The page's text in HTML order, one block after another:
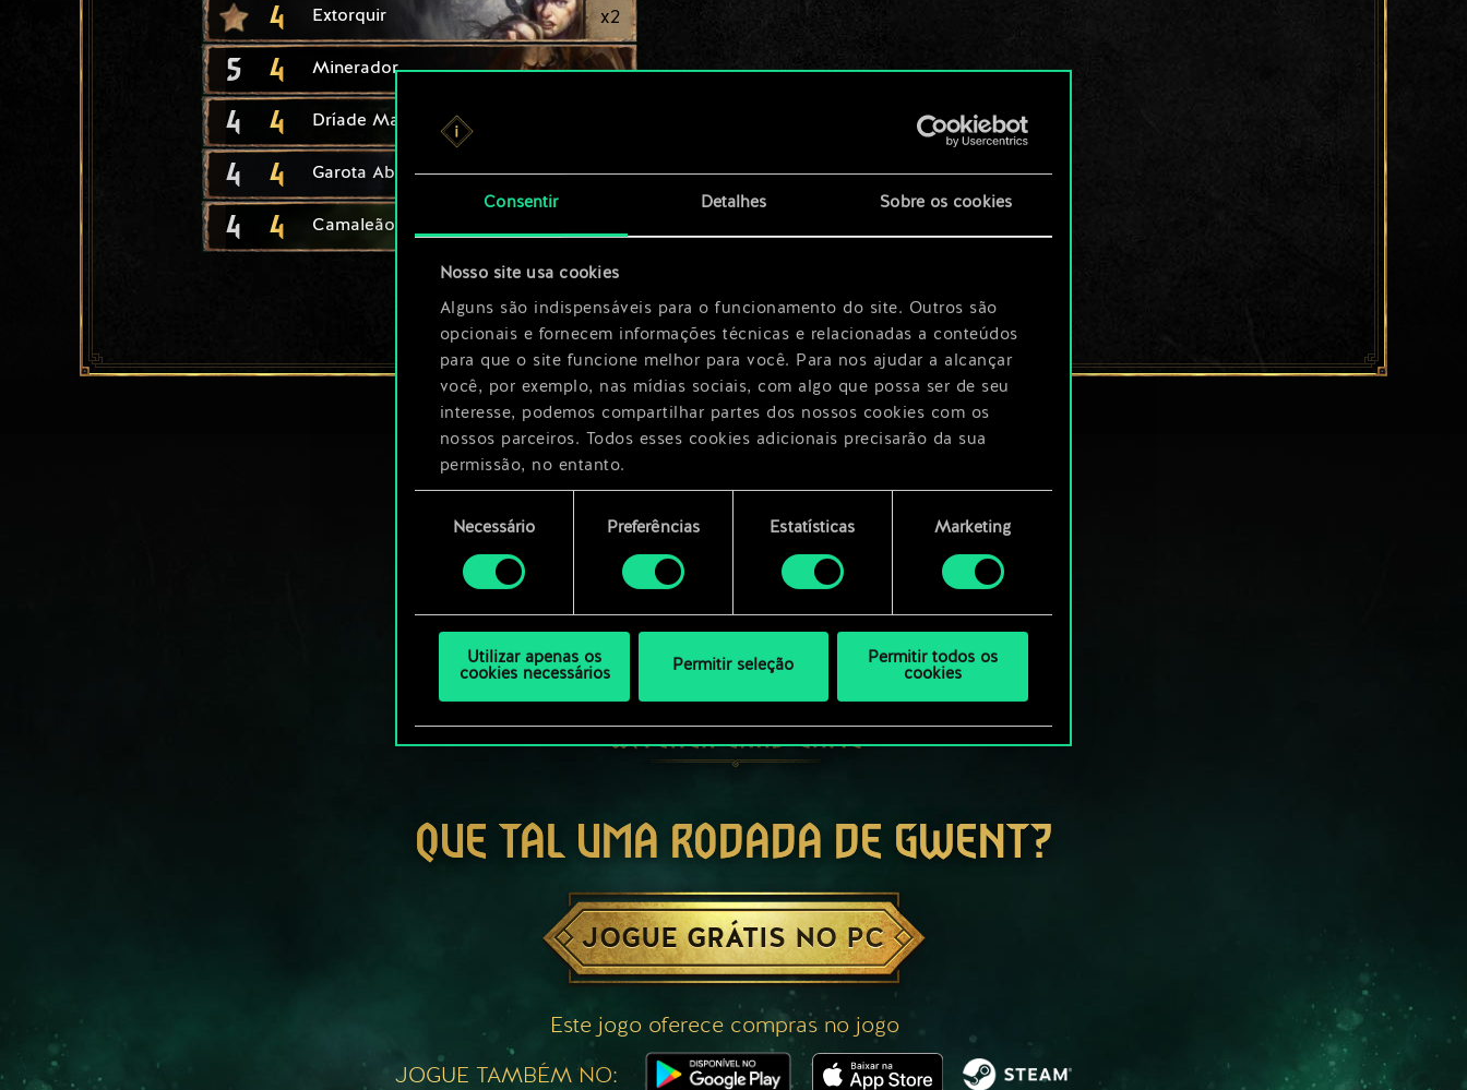
Consentir Detalhes Sobre os cookies
Nosso site usa cookies
Alguns são indispensáveis para o funcionamento do site. Outros são
opcionais e fornecem informações técnicas e relacionadas a conteúdos
para que o site funcione melhor para você. Para nos ajudar a alcançar
você, por exemplo, nas mídias sociais, com algo que possa ser de seu
interesse, podemos compartilhar partes dos nossos cookies com os
nossos parceiros. Todos esses cookies adicionais precisarão da sua
permissão, no entanto.
Você encontrará todos os detalhes sobre o uso de cookies e poderá
consentimento
Necessário Preferências Estatísticas Marketing
Utilizar apenas os
cookies necessários
Permitir seleção
Permitir todos os
cookies
4 Extorquir x2
5 4 Minerador
4 4 Dríade Matrona
4 4 Garota Abandonada
4 4 Camaleão
QUE TAL UMA RODADA DE GWENT?
JOGUE GRÁTIS NO PC
Este jogo oferece compras no jogo
JOGUE TAMBÉM NO: